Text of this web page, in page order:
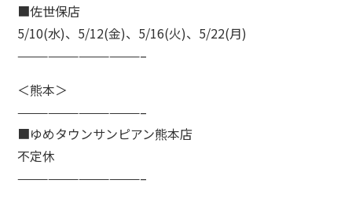
■佐世保店
5/10(水)、5/12(金)、5/16(火)、5/22(月)
————————————–
＜熊本＞
————————————–
■ゆめタウンサンピアン熊本店
不定休
————————————–